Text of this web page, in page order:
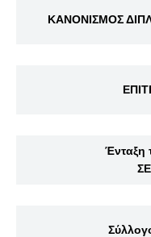
ΚΑΝΟΝΙΣΜΟΣ
Ένταξη